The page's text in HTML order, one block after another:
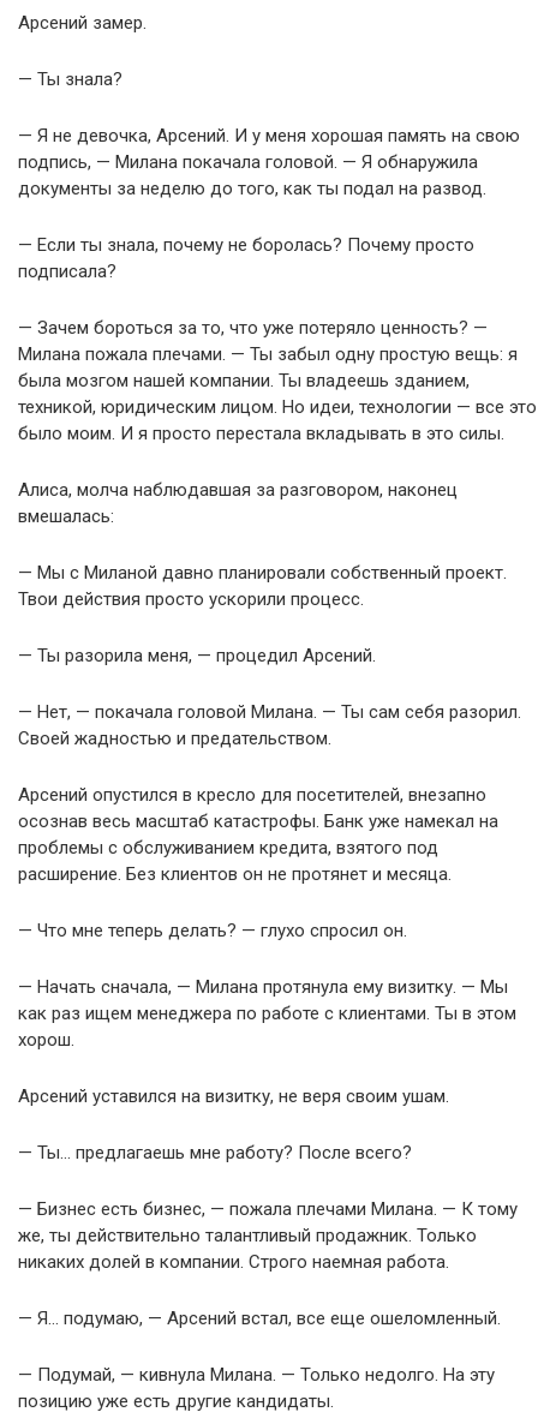
Арсений замер.
— Ты знала?
— Я не девочка, Арсений. И у меня хорошая память на свою
подпись, — Милана покачала головой. — Я обнаружила
документы за неделю до того, как ты подал на развод.
— Если ты знала, почему не боролась? Почему просто
подписала?
— Зачем бороться за то, что уже потеряло ценность? —
Милана пожала плечами. — Ты забыл одну простую вещь: я
была мозгом нашей компании. Ты владеешь зданием,
техникой, юридическим лицом. Но идеи, технологии — все это
было моим. И я просто перестала вкладывать в это силы.
Алиса, молча наблюдавшая за разговором, наконец
вмешалась:
— Мы с Миланой давно планировали собственный проект.
Твои действия просто ускорили процесс.
— Ты разорила меня, — процедил Арсений.
— Нет, — покачала головой Милана. — Ты сам себя разорил.
Своей жадностью и предательством.
Арсений опустился в кресло для посетителей, внезапно
осознав весь масштаб катастрофы. Банк уже намекал на
проблемы с обслуживанием кредита, взятого под
расширение. Без клиентов он не протянет и месяца.
— Что мне теперь делать? — глухо спросил он.
— Начать сначала, — Милана протянула ему визитку. — Мы
как раз ищем менеджера по работе с клиентами. Ты в этом
хорош.
Арсений уставился на визитку, не веря своим ушам.
— Ты… предлагаешь мне работу? После всего?
— Бизнес есть бизнес, — пожала плечами Милана. — К тому
же, ты действительно талантливый продажник. Только
никаких долей в компании. Строго наемная работа.
— Я… подумаю, — Арсений встал, все еще ошеломленный.
— Подумай, — кивнула Милана. — Только недолго. На эту
позицию уже есть другие кандидаты.